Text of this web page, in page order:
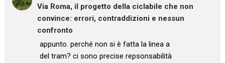
Via Roma, il progetto della ciclabile che non
convince: errori, contraddizioni e nessun
confronto
: “
appunto. perché non si è fatta la linea a
del tram? ci sono precise repsonsabilità